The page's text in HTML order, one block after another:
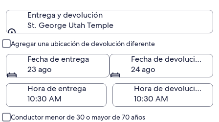
Entrega y devolución
St. George Utah Temple
Agregar una ubicación de devolución diferente
Fecha de entrega
23 ago
Fecha de devolución
24 ago
Hora de entrega
Hora de devolución
Conductor menor de 30 o mayor de 70 años